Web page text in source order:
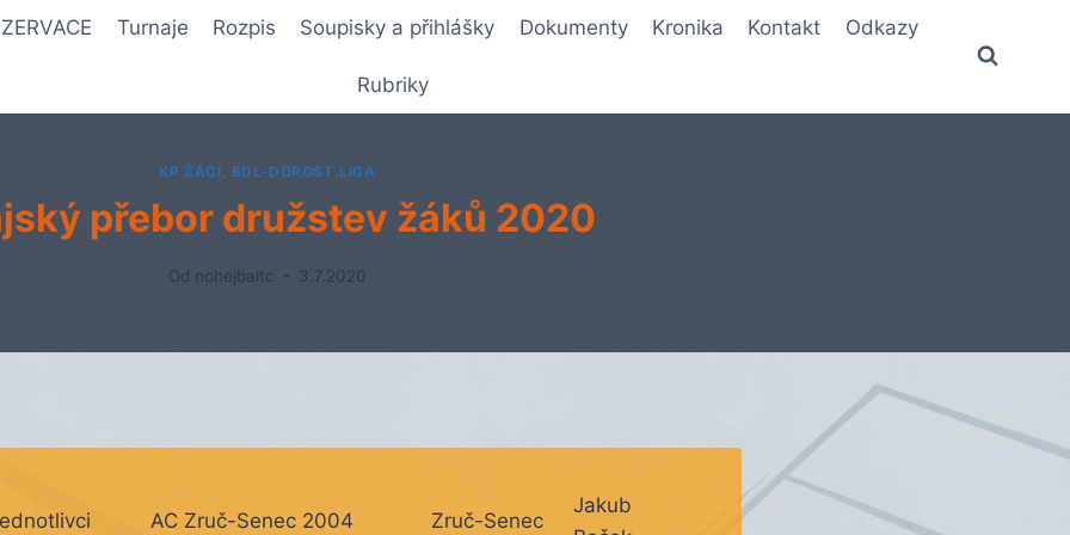
Turnaje Rozpis Soupisky a přihlášky Dokumenty Kronika Kontakt Odkazy
Rubriky
KP ŽÁCI, BDL-DOROST.LIGA
přebor družstev žáků 2020
Od nohejbaltc 3.7.2020
AC Zruč-Senec 2004 Zruč-Senec
Jakub